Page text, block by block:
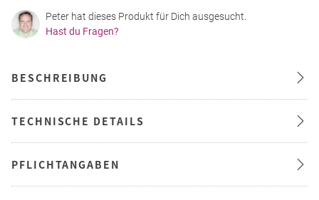
Peter hat dieses Produkt für Dich ausgesucht.
Hast du Fragen?
BESCHREIBUNG
TECHNISCHE DETAILS
PFLICHTANGABEN